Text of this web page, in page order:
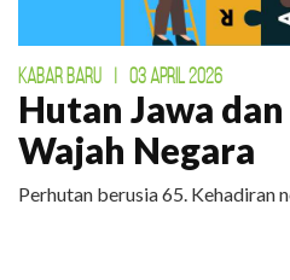
KABAR BARU 03 APRIL 2026
Hutan Jawa
Wajah Negara
Perhutan berusia 65. Kehadiran